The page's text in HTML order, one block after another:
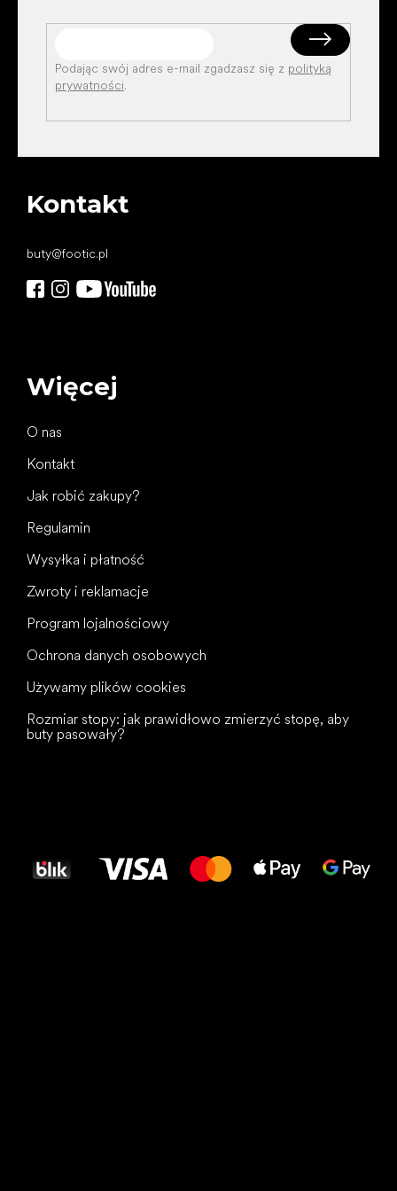
Podając swój adres e-mail zgadzasz się z polityką
prywatności.
Kontakt
buty@footic.pl
Więcej
O nas
Kontakt
Jak robić zakupy?
Regulamin
Wysyłka i płatność
Zwroty i reklamacje
Program lojalnościowy
Ochrona danych osobowych
Używamy plików cookies
Rozmiar stopy: jak prawidłowo zmierzyć stopę, aby
buty pasowały?